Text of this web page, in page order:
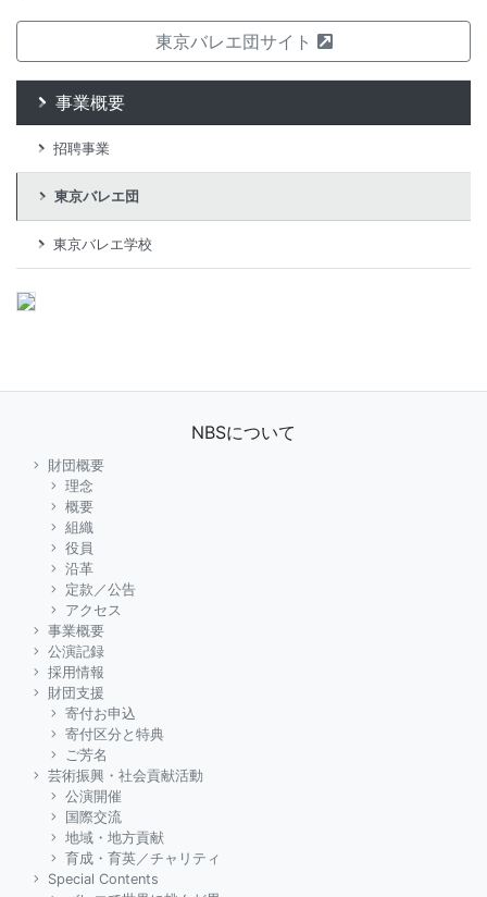
東京バレエ団サイト
事業概要
招聘事業
東京バレエ団
東京バレエ学校
NBSについて
財団概要
理念
概要
組織
役員
沿革
定款／公告
アクセス
事業概要
公演記録
採用情報
財団支援
寄付お申込
寄付区分と特典
ご芳名
芸術振興・社会貢献活動
公演開催
国際交流
地域・地方貢献
育成・育英／チャリティ
Special Contents